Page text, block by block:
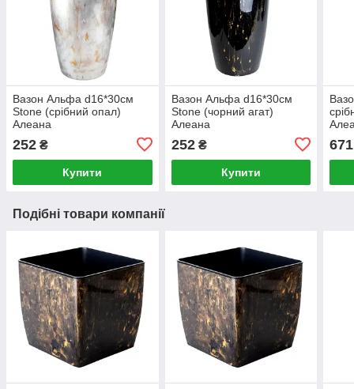
Вазон Альфа d16*30см
Stone (срібний опал)
Алеана
252 ₴
Купити
Вазон Альфа d16*30см
Stone (чорний агат)
Алеана
252₴
Купити
Подібні товари компанії